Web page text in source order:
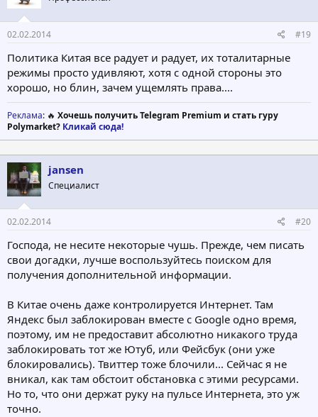
02.02.2014 #19
Политика Китая все радует и радует, их тоталитарные
режимы просто удивляют, хотя с одной стороны это
хорошо, но блин, зачем ущемлять права....
Реклама: 🔥 Хочешь получить Telegram Premium и стать гуру
Polymarket? Кликай сюда!
jansen
Специалист
02.02.2014 #20
Господа, не несите некоторые чушь. Прежде, чем писать
свои догадки, лучше воспользуйтесь поиском для
получения дополнительной информации.
В Китае очень даже контролируется Интернет. Там
Яндекс был заблокирован вместе с Google одно время,
поэтому, им не предоставит абсолютно никакого труда
заблокировать тот же Ютуб, или Фейсбук (они уже
блокировались). Твиттер тоже блочили... Сейчас я не
вникал, как там обстоит обстановка с этими ресурсами.
Но то, что они держат руку на пульсе Интернета, это уж
точно.